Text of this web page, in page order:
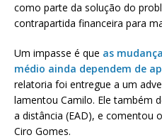
como parte da solução do
contrapartida financeira para
Um impasse é que as
médio ainda dependem de
relatoria foi entregue a um
lamentou Camilo. Ele também
a distância (EAD), e comentou
Ciro Gomes.